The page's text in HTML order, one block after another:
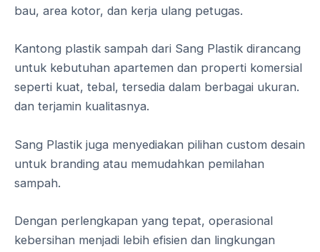
bau, area kotor, dan kerja ulang petugas.
Kantong plastik sampah dari Sang Plastik dirancang
untuk kebutuhan apartemen dan properti komersial
seperti kuat, tebal, tersedia dalam berbagai ukuran.
dan terjamin kualitasnya.
Sang Plastik juga menyediakan pilihan custom desain
untuk branding atau memudahkan pemilahan
sampah.
Dengan perlengkapan yang tepat, operasional
kebersihan menjadi lebih efisien dan lingkungan